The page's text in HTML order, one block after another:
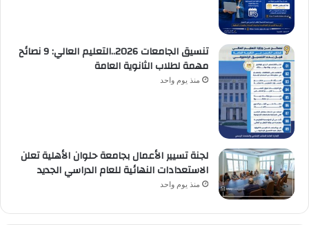
تنسيق الجامعات 2026..التعليم العالي: 9 نصائح
مهمة لطلاب الثانوية العامة
منذ يوم واحد
لجنة تسيير الأعمال بجامعة حلوان الأهلية تعلن
الاستعدادات النهائية للعام الدراسي الجديد
منذ يوم واحد